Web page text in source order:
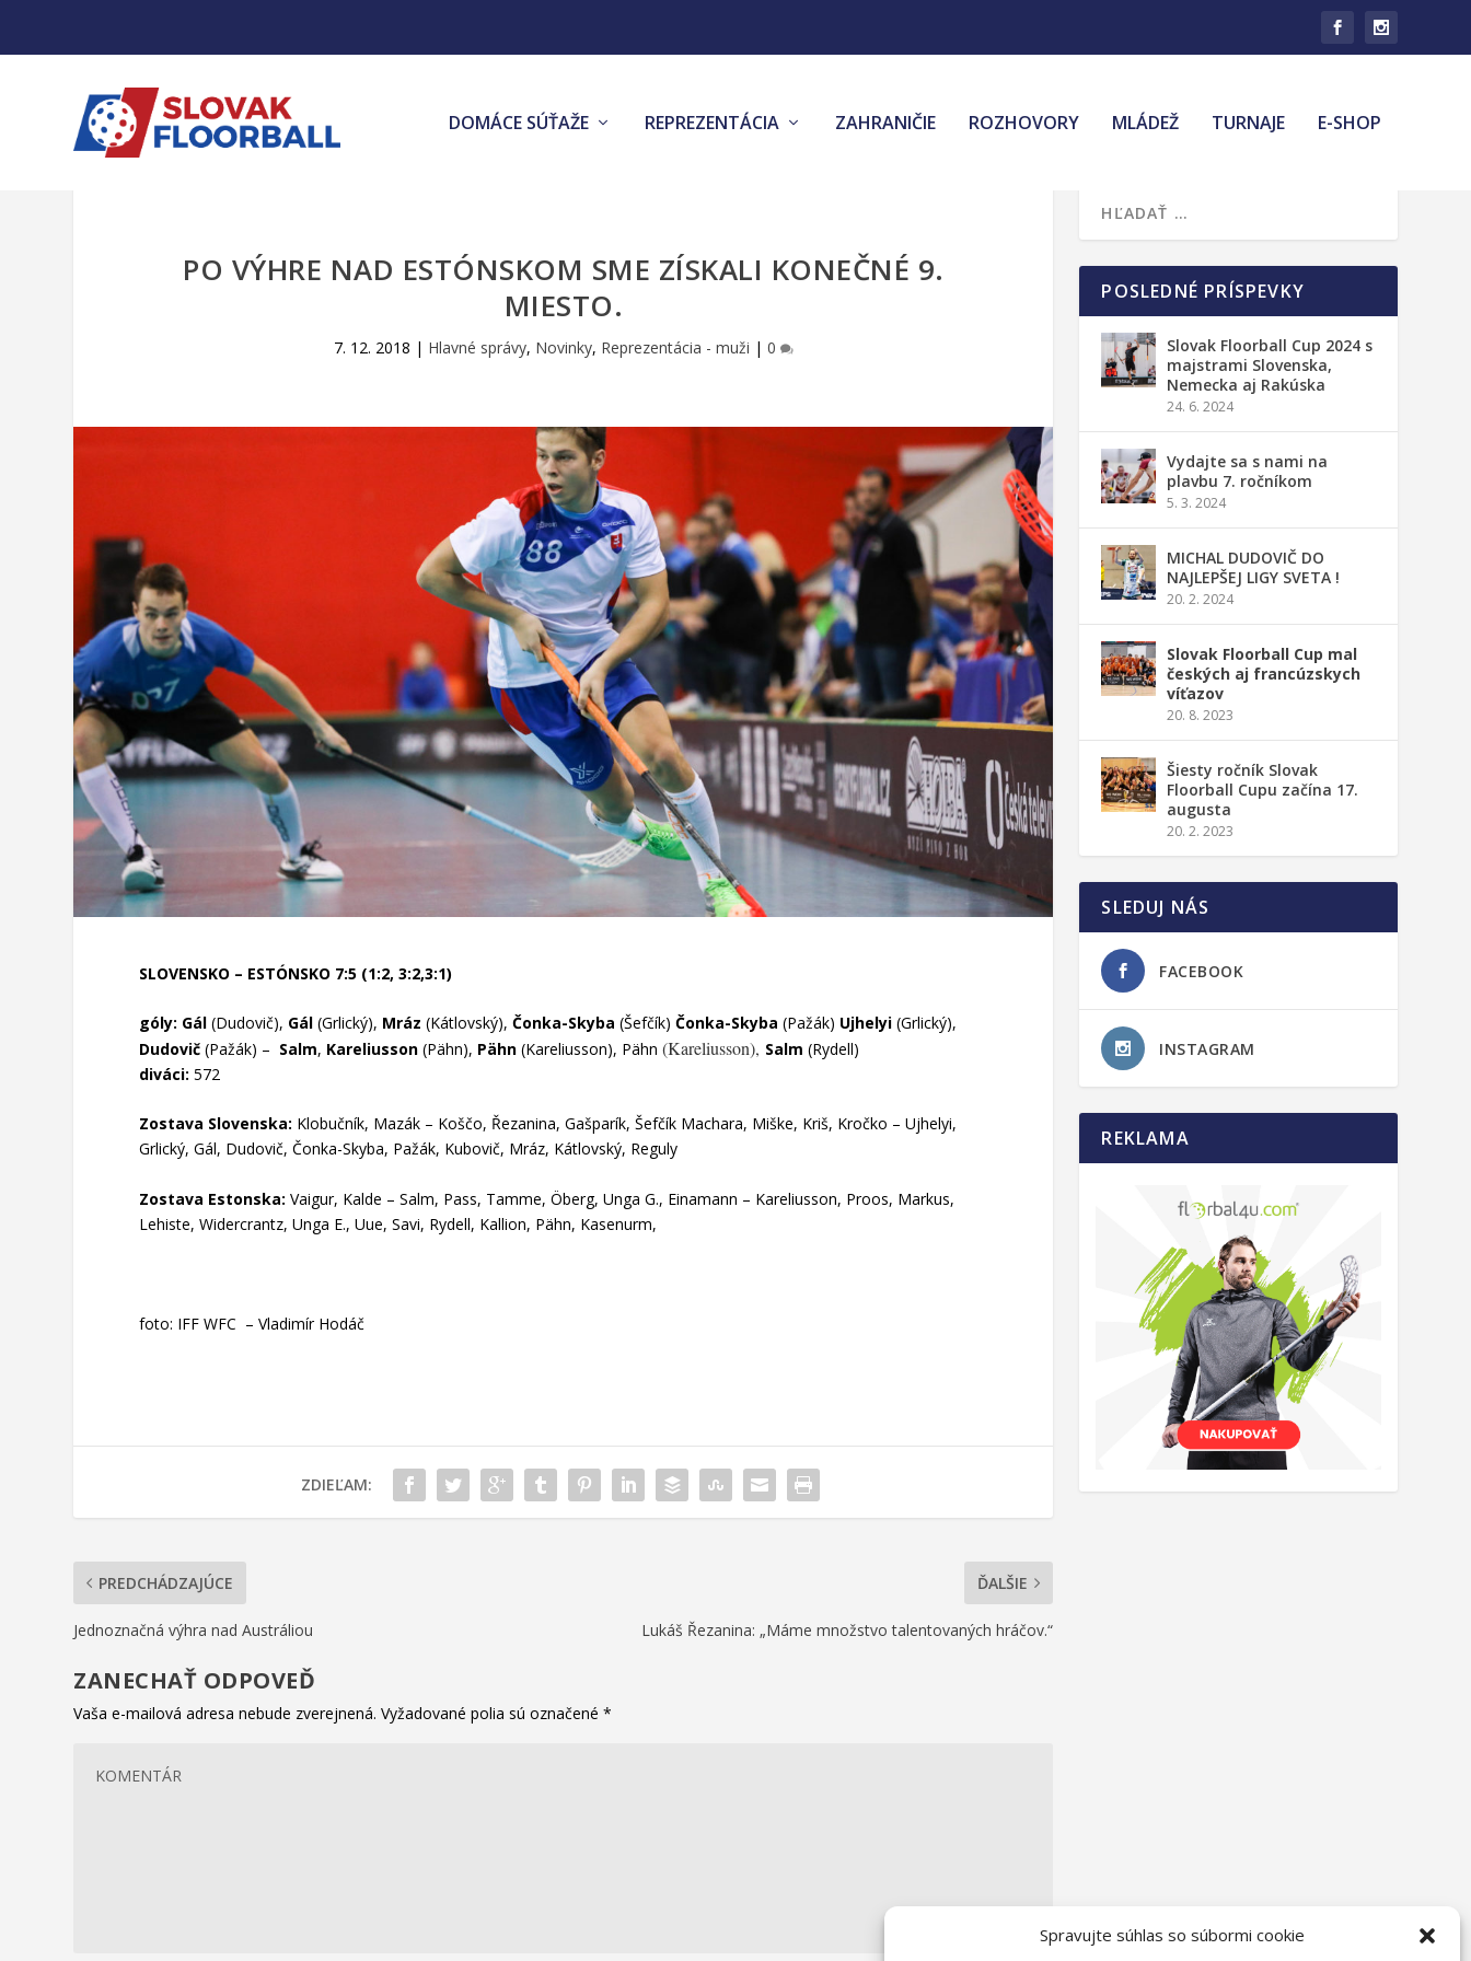
Spravujte súhlas so súbormi cookie
DOMÁCE SÚŤAŽE REPREZENTÁCIA ZAHRANIČIE ROZHOVORY MLÁDEŽ TURNAJE E-SHOP
PO VÝHRE NAD ESTÓNSKOM SME ZÍSKALI KONEČNÉ 9.
MIESTO.
7. 12. 2018 | Hlavné správy, Novinky, Reprezentácia - muži | 0
SLOVENSKO – ESTÓNSKO 7:5 (1:2, 3:2,3:1)
góly: Gál(Dudovič), Gál(Grlický), Mráz(Kátlovský), Čonka-Skyba(Šefčík)Čonka-Skyba(Pažák) Ujhelyi(Grlický),
Dudovič(Pažák) – Salm, Kareliusson (Pähn), Pähn (Kareliusson), Pähn (Kareliusson), Salm(Rydell)
diváci: 572
Zostava Slovenska: Klobučník, Mazák – Koščo, Řezanina, Gašparík, Šefčík Machara, Miške, Kriš, Kročko – Ujhelyi,
Grlický, Gál, Dudovič, Čonka-Skyba, Pažák, Kubovič, Mráz, Kátlovský, Reguly
Zostava Estonska:Vaigur, Kalde – Salm, Pass, Tamme, Öberg, Unga G., Einamann – Kareliusson, Proos, Markus,
Lehiste, Widercrantz, Unga E., Uue, Savi, Rydell, Kallion, Pähn, Kasenurm,
foto: IFF WFC – Vladimír Hodáč
ZDIEĽAM:
PREDCHÁDZAJÚCE
Jednoznačná výhra nad Austráliou
ĎALŠIE
Lukáš Řezanina: „Máme množstvo talentovaných hráčov.“
ZANECHAŤ ODPOVEĎ
Vaša e-mailová adresa nebude zverejnená. Vyžadované polia sú označené*
POSLEDNÉ PRÍSPEVKY
Slovak Floorball Cup 2024 s
majstrami Slovenska,
Nemecka aj Rakúska
24. 6. 2024
Vydajte sa s nami na
plavbu 7. ročníkom
5. 3. 2024
MICHAL DUDOVIČ DO
NAJLEPŠEJ LIGY SVETA !
20. 2. 2024
Slovak Floorball Cup mal
českých aj francúzskych
víťazov
20. 8. 2023
Šiesty ročník Slovak
Floorball Cupu začína 17.
augusta
20. 2. 2023
SLEDUJ NÁS
FACEBOOK
INSTAGRAM
REKLAMA